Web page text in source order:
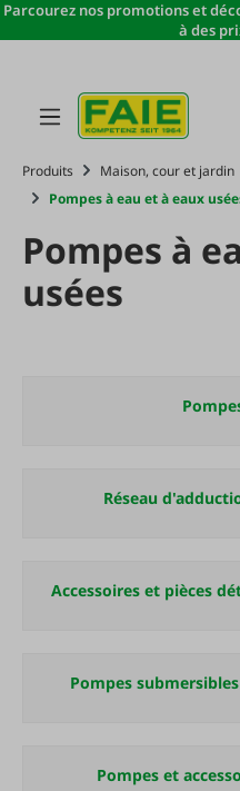
Passer au contenu
Parcourez nos promotions et
à des
Produits Maison, cour et jardin
Pompes à eau et à eaux
Pompes à
usées
Réseau
Accessoires et pièces
Pompes
Pompes et